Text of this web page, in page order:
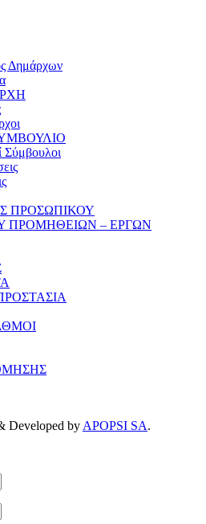
Δημάρχων
Σύμβουλοι
ΠΡΟΣΩΠΙΚΟΥ
ΠΡΟΜΗΘΕΙΩΝ – ΕΡΓΩΝ
Developed by APOPSI SA.